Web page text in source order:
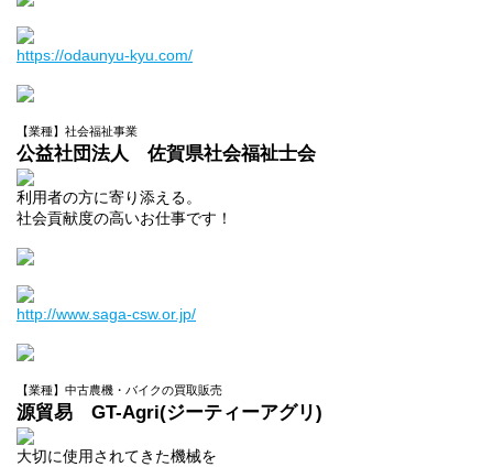
https://odaunyu-kyu.com/
【業種】社会福祉事業
公益社団法人 佐賀県社会福祉士会
利用者の方に寄り添える。
社会貢献度の高いお仕事です！
http://www.saga-csw.or.jp/
【業種】中古農機・バイクの買取販売
源貿易 GT-Agri(ジーティーアグリ)
大切に使用されてきた機械を